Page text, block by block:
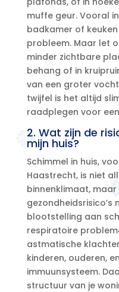
muffe geur.​ Vooral
badkamer of
probleem.​ Maar let
minder zichtbare
behang of in
van een groter
twijfel is het altijd
raadplegen voor
2.​ Wat zijn de
mijn huis?
Schimmel in huis,
Haastrecht, is niet
binnenklimaat,
gezondheidsrisico’s
blootstelling aan
respiratoire
astmatische
kinderen, ouderen,
immuunsysteem.​
structuur van je